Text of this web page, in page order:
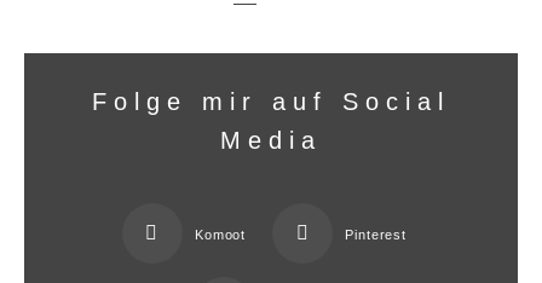
Folge mir auf Social
Media
Komoot Pinterest